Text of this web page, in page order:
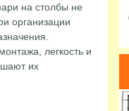
на столбы не
организации
легкость и
их